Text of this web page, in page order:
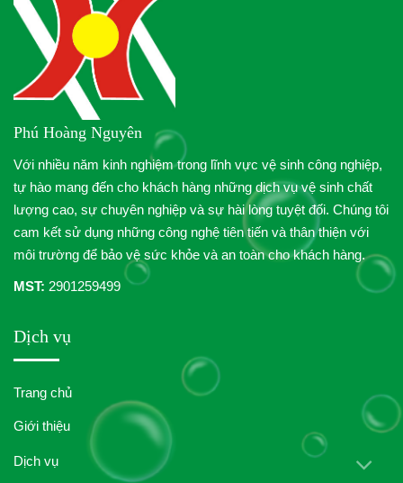
Phú Hoàng Nguyên
Với nhiều năm kinh nghiệm trong lĩnh vực vệ sinh công nghiệp,
tự hào mang đến cho khách hàng những dịch vụ vệ sinh chất
lượng cao, sự chuyên nghiệp và sự hài lòng tuyệt đối. Chúng tôi
cam kết sử dụng những công nghệ tiên tiến và thân thiện với
môi trường để bảo vệ sức khỏe và an toàn cho khách hàng.
MST: 2901259499
Dịch vụ
Trang chủ
Giới thiệu
Dịch vụ